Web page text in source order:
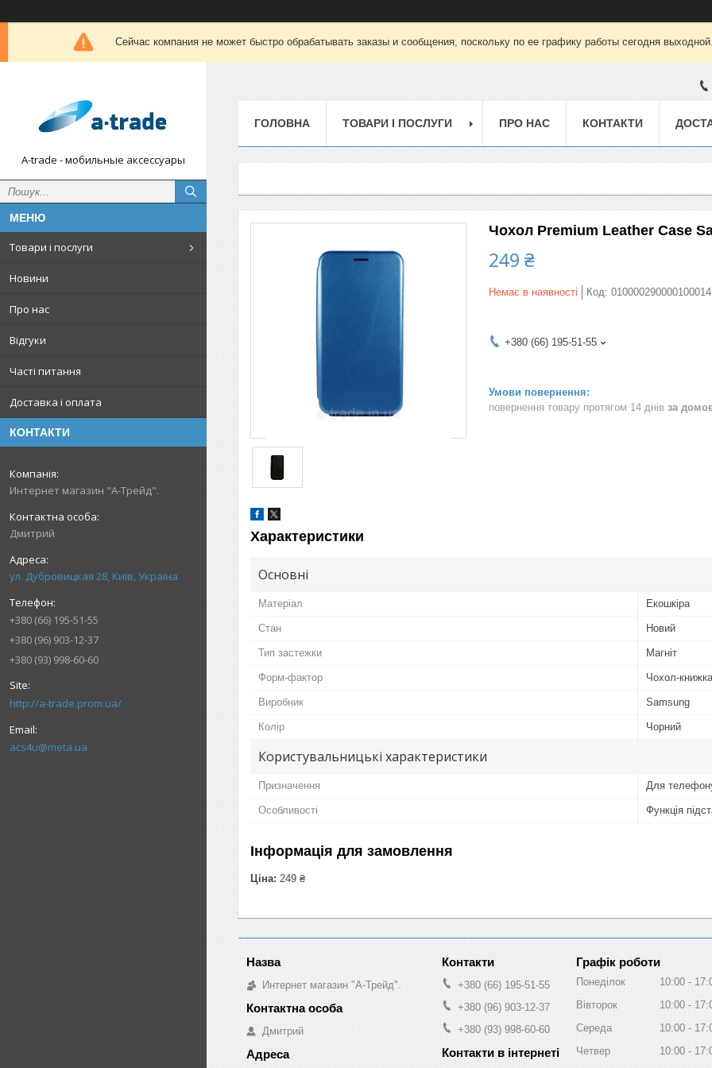
Сейчас компания не может быстро обрабатывать заказы и сообщения, поскольку по ее графику работы сегодня
A-trade - мобильные аксессуары
Товари і послуги
Новини
Про нас
Відгуки
Часті питання
Доставка і оплата
КОНТАКТИ
Интернет магазин "А-Трейд".
Дмитрий
ул. Дубровицкая 28, Київ, Україна
+380 (66) 195-51-55
+380 (96) 903-12-37
+380 (93) 998-60-60
http://a-trade.prom.ua/
acs4u@meta.ua
ГОЛОВНА ТОВАРИ І ПОСЛУГИ ПРО НАС КОНТАКТИ
Чохол Premium Leather Case
249 ₴
Немає в наявності Код:
+380 (66) 195-51-55
повернення товару протягом 14 днів за
Характеристики
Основні
Матеріал Екошкіра
Стан Новий
Тип застежки Магніт
Форм-фактор Чохол-книжка
Виробник Samsung
Колір Чорний
Користувальницькі характеристики
Призначення Для
Особливості Функція
Інформація для замовлення
Ціна: 249 ₴
Интернет магазин "А-Трейд".
Дмитрий
+380 (66) 195-51-55
+380 (96) 903-12-37
+380 (93) 998-60-60
Графік роботи
Понеділок 10:00
Вівторок
10:00
Середа
10:00
Четвер
10:00